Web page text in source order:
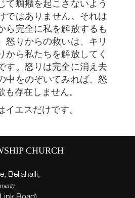
て癇癪を起こさないよう
ではありません。それは
ら完全に私を解放するも
怒りからの救いは、キリ
から私たちを解放してく
す。怒りは完全に消え去
中をのぞいてみれば、怒
も存在しません。
エスだけです。
CHURCH
Bellahalli,
Road),